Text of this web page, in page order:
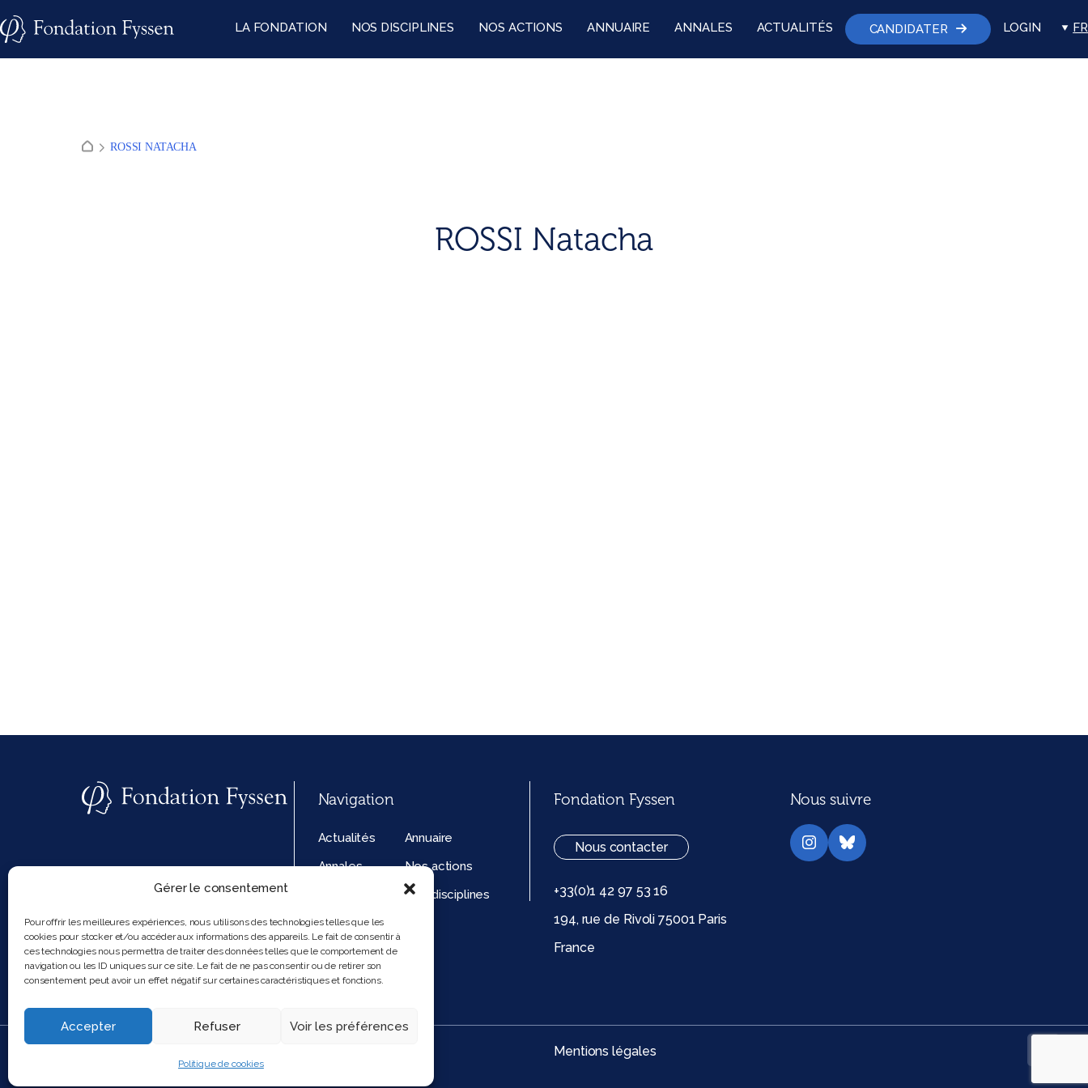
Gérer le consentement
Pour offrir les meilleures expériences, nous utilisons des technologies telles que les
cookies pour stocker et/ou accéder aux informations des appareils. Le fait de consentir à
ces technologies nous permettra de traiter des données telles que le comportement de
navigation ou les ID uniques sur ce site. Le fait de ne pas consentir ou de retirer son
consentement peut avoir un effet négatif sur certaines caractéristiques et fonctions.
Accepter Refuser Voir les préférences
Politique de cookies
to
LA FONDATION NOS DISCIPLINES NOS ACTIONS ANNUAIRE ANNALES ACTUALITÉS CANDIDATER LOGIN FR
ROSSI NATACHA
ROSSI Natacha
Navigation
Actualités
Annuaire
Annales
Nos actions
Nos disciplines
Politique de
cookies (UE)
Fondation Fyssen
Nous contacter
+33(0)1 42 97 53 16
194, rue de Rivoli 75001 Paris
France
Nous suivre
Instagram
Bluesky
Mentions légales